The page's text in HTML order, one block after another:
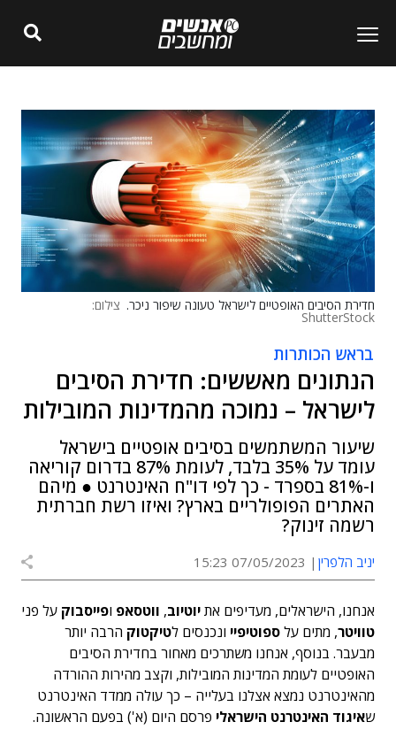
חדירת הסיבים האופטיים לישראל טעונה שיפור ניכר. צילום:
ShutterStock
בראש הכותרות
הנתונים מאששים: חדירת הסיבים
לישראל – נמוכה מהמדינות המובילות
שיעור המשתמשים בסיבים אופטיים בישראל
עומד על 35% בלבד, לעומת 87% בדרום קוריאה
ו-81% בספרד - כך לפי דו"ח האינטרנט ● מיהם
האתרים הפופולריים בארץ? ואיזו רשת חברתית
רשמה זינוק?
יניב הלפרין 07/05/2023 15:23
אנחנו, הישראלים, מעדיפים אתיוטיוב, ווטסאפ ופייסבוק על פני
טוויטר, מתים עלספוטיפיי ונכנסים לטיקטוק הרבה יותר
מבעבר. בנוסף, אנחנו משתרכים מאחור בחדירת הסיבים
האופטיים לעומת המדינות המובילות, וקצב מהירות ההורדה
מהאינטרנט נמצא אצלנו בעלייה – כך עולה ממדד האינטרנט
שאיגוד האינטרנט הישראלי פרסם היום (א') בפעם הראשונה.